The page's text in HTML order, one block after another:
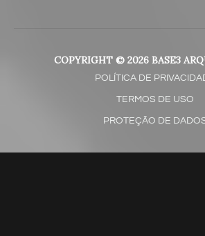
COPYRIGHT © 2026 BASE3
POLÍTICA DE
TERMOS DE USO
PROTEÇÃO DE